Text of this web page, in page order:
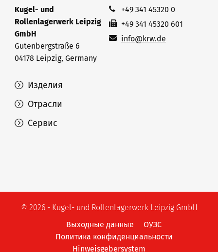
Изделия
Отрасли
Сервис
Kugel- und
Rollenlagerwerk Leipzig
GmbH
Gutenbergstraße 6
04178 Leipzig, Germany
+49 341 45320 0
+49 341 45320 601
info@krw.de
© 2026 - Kugel- und Rollenlagerwerk Leipzig GmbH
Выходные данные
ОУЗС
Политика конфиденциальности
Hinweisgebersystem